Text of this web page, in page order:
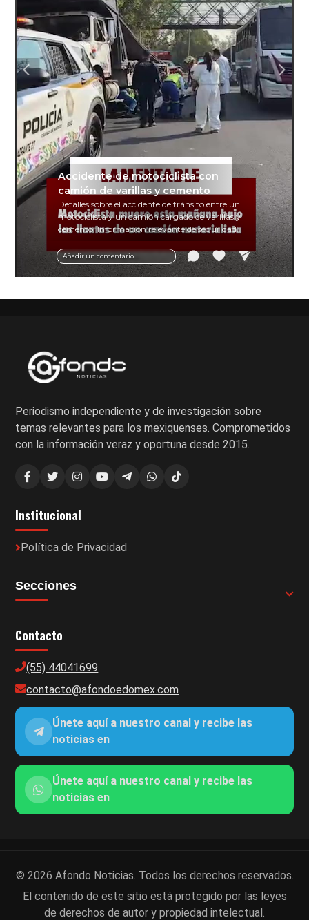
Añadir un comentario ...
Accidente de motociclista con
camión de varillas y cemento
Detalles sobre el accidente de tránsito entre un
motociclista y un camión cargado de varillas y
cemento. Información relevante de seguridad
vial y recomendaciones para motociclistas.
Periodismo independiente y de investigación sobre
temas relevantes para los mexiquenses. Comprometidos
con la información veraz y oportuna desde 2015.
Institucional
Política de Privacidad
Secciones
Contacto
(55) 44041699
contacto@afondoedomex.com
Únete aquí a nuestro canal y recibe las
noticias en
Únete aquí a nuestro canal y recibe las
noticias en
© 2026 Afondo Noticias. Todos los derechos reservados.
El contenido de este sitio está protegido por las leyes
de derechos de autor y propiedad intelectual.